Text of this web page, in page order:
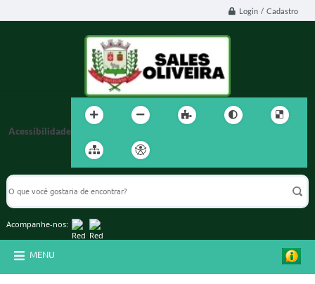
Login / Cadastro
Acessibilidade
Acompanhe-nos:
MENU